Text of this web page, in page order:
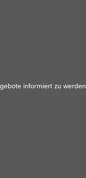
informiert zu werden.